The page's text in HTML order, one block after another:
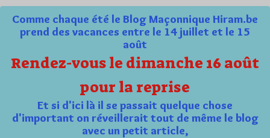
Comme chaque été le Blog Maçonnique Hiram.be
prend des vacances entre le 14 juillet et le 15
août
Rendez-vous le dimanche 16 août
pour la reprise
Et si d'ici là il se passait quelque chose
d'important on réveillerait tout de même le blog
avec un petit article,